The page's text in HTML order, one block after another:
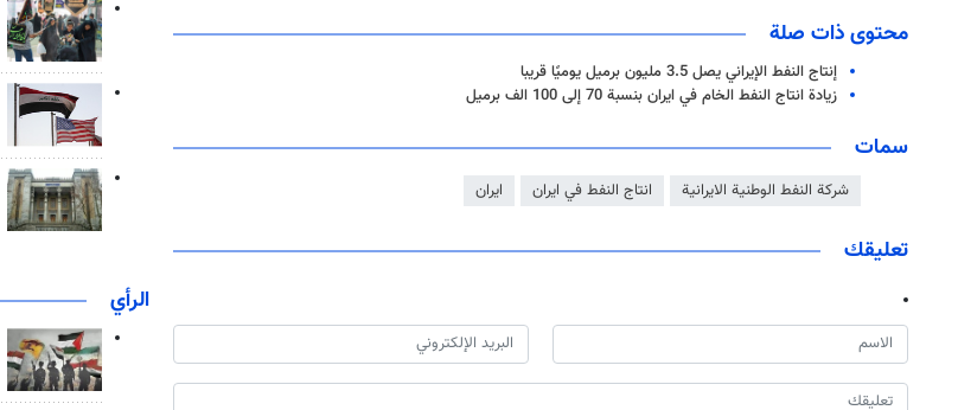
محتوى ذات صلة
إنتاج النفط الإيراني يصل 3.5 مليون برميل يوميًا قريبا
زيادة انتاج النفط الخام في ايران بنسبة 70 إلى 100 الف برميل
سمات
شركة النفط الوطنية الايرانية انتاج النفط في ايران ايران
تعليقك
الرأي